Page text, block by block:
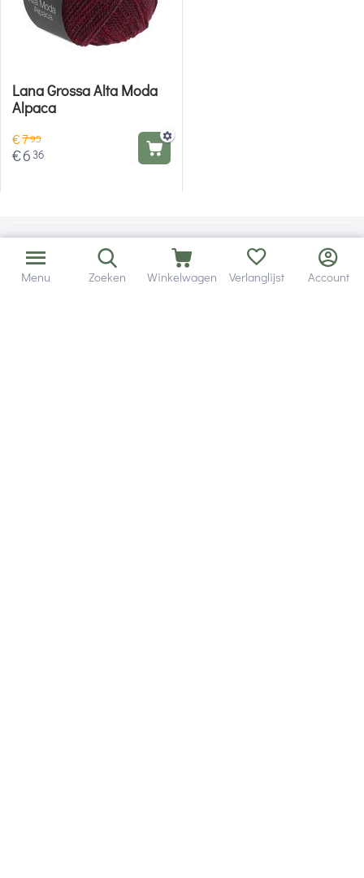
Lana Grossa Alta Moda
Alpaca
€795
€6 36
Menu Zoeken Winkelwagen Verlanglijst Account